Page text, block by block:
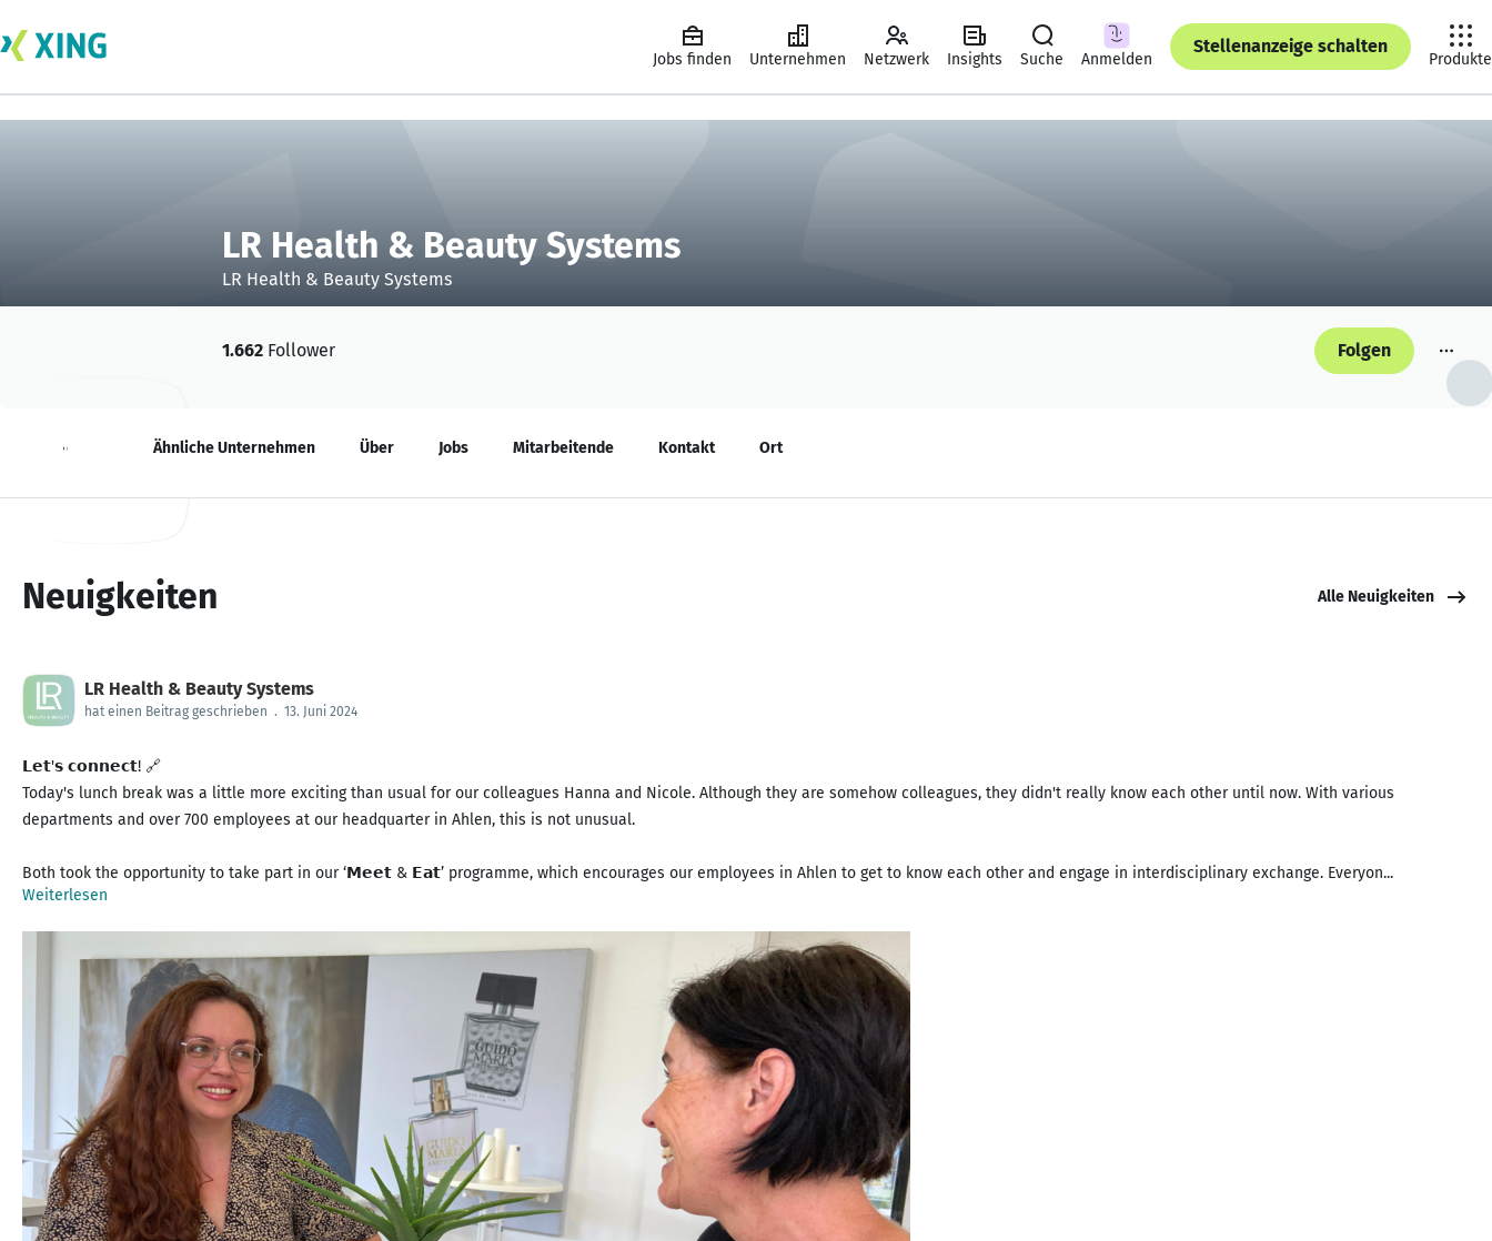
Jobs finden Unternehmen Netzwerk Insights Suche Anmelden
Stellenanzeige schalten
Produkte
LR Health & Beauty Systems
LR Health & Beauty Systems
1.662 Follower Folgen
Neuigkeiten Ähnliche Unternehmen Über Jobs Mitarbeitende Kontakt Ort
Neuigkeiten Alle Neuigkeiten
LR Health & Beauty Systems
hat einen Beitrag geschrieben . 13. Juni 2024
𝗟𝗲𝘁'𝘀 𝗰𝗼𝗻𝗻𝗲𝗰𝘁! 🔗
Today's lunch break was a little more exciting than usual for our colleagues Hanna and Nicole. Although they are somehow colleagues, they didn't really know each other until now. With various
departments and over 700 employees at our headquarter in Ahlen, this is not unusual.
Both took the opportunity to take part in our ‘𝗠𝗲𝗲𝘁 & 𝗘𝗮𝘁’ programme, which encourages our employees in Ahlen to get to know each other and engage in interdisciplinary exchange. Everyon...
Weiterlesen